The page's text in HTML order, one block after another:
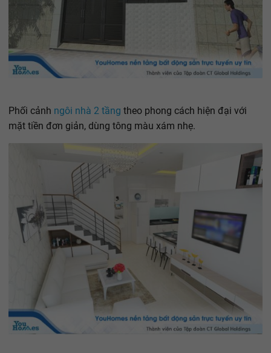
Phối cảnh ngôi nhà 2 tầng theo phong cách hiện đại với
mặt tiền đơn giản, dùng tông màu xám nhẹ.